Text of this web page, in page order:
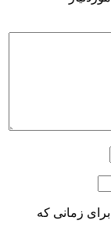
زمانی که